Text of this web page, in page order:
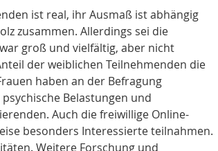
ist real, ihr Ausmaß ist abhängig
zusammen. Allerdings sei die
groß und vielfältig, aber nicht
der weiblichen Teilnehmenden die
haben an der Befragung
Belastungen und
Auch die freiwillige Online-
besonders Interessierte teilnahmen.
Weitere Forschung und